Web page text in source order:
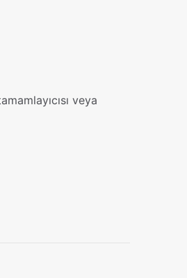
veya